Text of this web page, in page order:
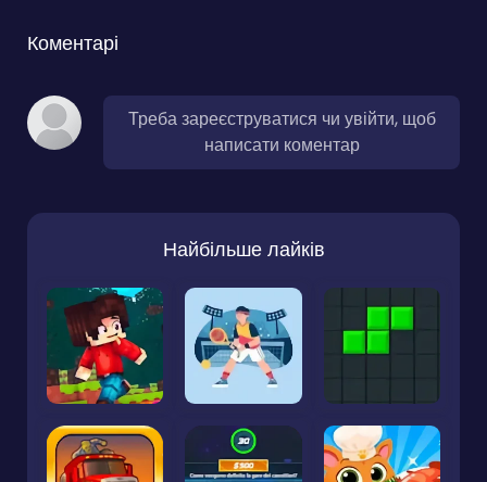
Коментарі
Треба зареєструватися чи увійти, щоб
написати коментар
Найбільше лайків